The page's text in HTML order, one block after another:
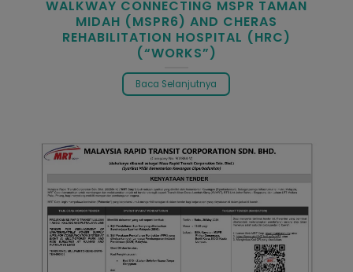
WALKWAY CONNECTING MSPR TAMAN
MIDAH (MSPR6) AND CHERAS
REHABILITATION HOSPITAL (HRC)
(“WORKS”)
Baca Selanjutnya